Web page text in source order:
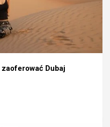
Dubaj